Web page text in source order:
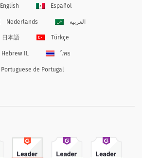
English Español
Nederlands العربية
日本語 Türkçe
Hebrew IL ไทย
Portuguese de Portugal